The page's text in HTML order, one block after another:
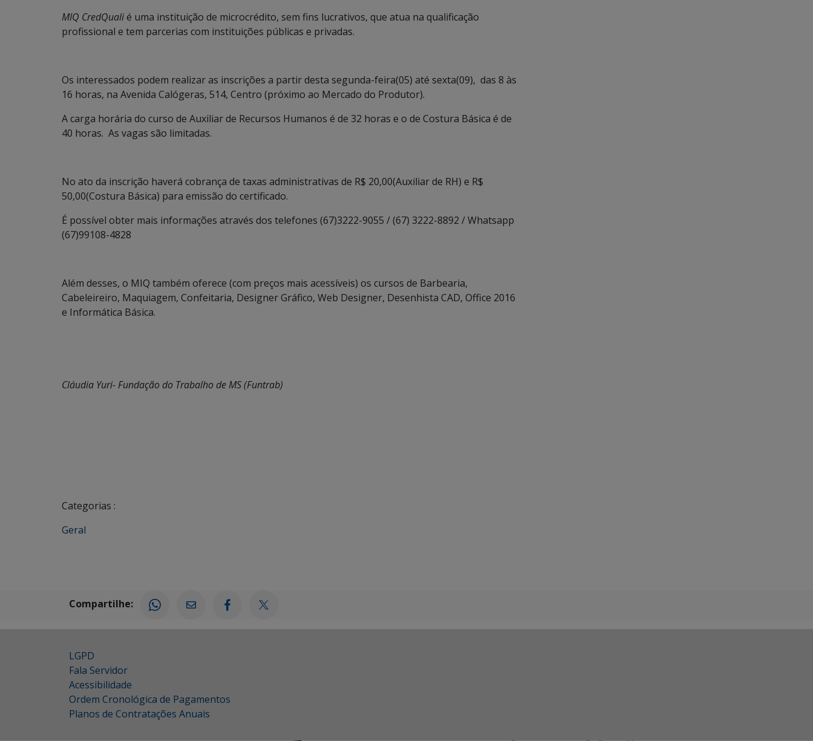
MIQ CredQualié uma instituição de microcrédito, sem fins lucrativos, que atua na qualificação
profissional e tem parcerias com instituições públicas e privadas.
Os interessados podem realizar as inscrições a partir desta segunda-feira(05) até sexta(09), das 8 às
16 horas, na Avenida Calógeras, 514, Centro (próximo ao Mercado do Produtor).
A carga horária do curso de Auxiliar de Recursos Humanos é de 32 horas e o de Costura Básica é de
40 horas. As vagas são limitadas.
No ato da inscrição haverá cobrança de taxas administrativas de R$ 20,00(Auxiliar de RH) e R$
50,00(Costura Básica) para emissão do certificado.
É possível obter mais informações através dos telefones (67)3222-9055 / (67) 3222-8892 / Whatsapp
(67)99108-4828
Além desses, o MIQ também oferece (com preços mais acessíveis) os cursos de Barbearia,
Cabeleireiro, Maquiagem, Confeitaria, Designer Gráfico, Web Designer, Desenhista CAD, Office 2016
e Informática Básica.
Cláudia Yuri- Fundação do Trabalho de MS (Funtrab)
Categorias :
Geral
Compartilhe:
LGPD
Fala Servidor
Acessibilidade
Ordem Cronológica de Pagamentos
Planos de Contratações Anuais